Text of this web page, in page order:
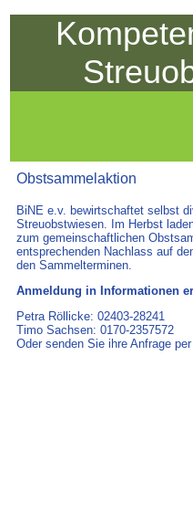
Obstsammelaktion
BiNE e.v. bewirtschaftet selbst
Streuobstwiesen. Im Herbst
zum gemeinschaftlichen
entsprechenden Nachlass auf
den Sammelterminen.
Anmeldung in Informationen
Petra Röllicke: 02403-28241
Timo Sachsen: 0170-2357572
Oder senden Sie ihre Anfrage